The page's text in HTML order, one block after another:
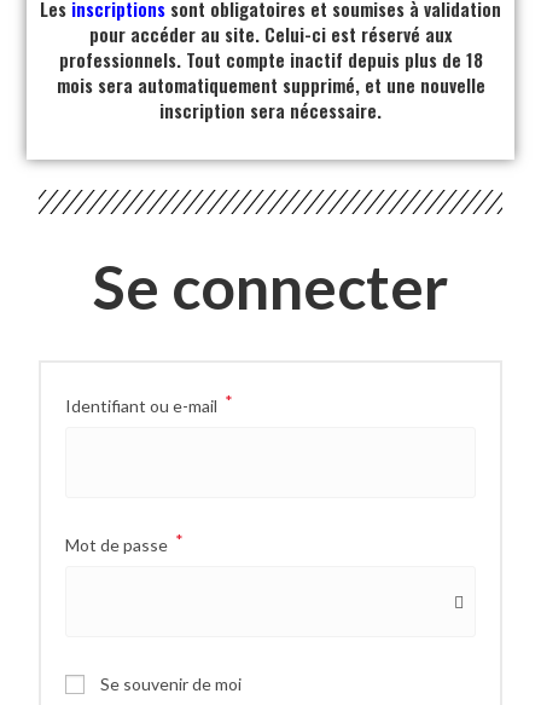
Les inscriptions sont obligatoires et soumises à validation
pour accéder au site. Celui-ci est réservé aux
professionnels. Tout compte inactif depuis plus de 18
mois sera automatiquement supprimé, et une nouvelle
inscription sera nécessaire.
Se connecter
Identifiant ou e-mail *
Mot de passe *
Se souvenir de moi